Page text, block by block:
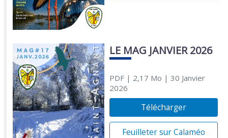
LE MAG JANVIER 2026
PDF| 2,17 Mo | 30 Janvier
2026
Télécharger
Feuilleter sur Calaméo